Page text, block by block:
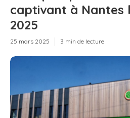
captivant à Nantes
2025
25 mars 2025 3 min de lecture